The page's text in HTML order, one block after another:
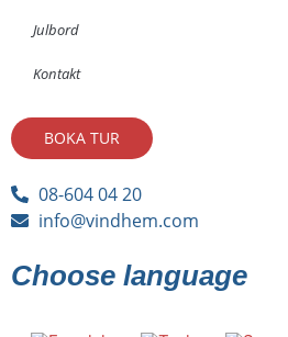
Julbord
Kontakt
BOKA TUR
08-604 04 20
info@vindhem.com
Choose language